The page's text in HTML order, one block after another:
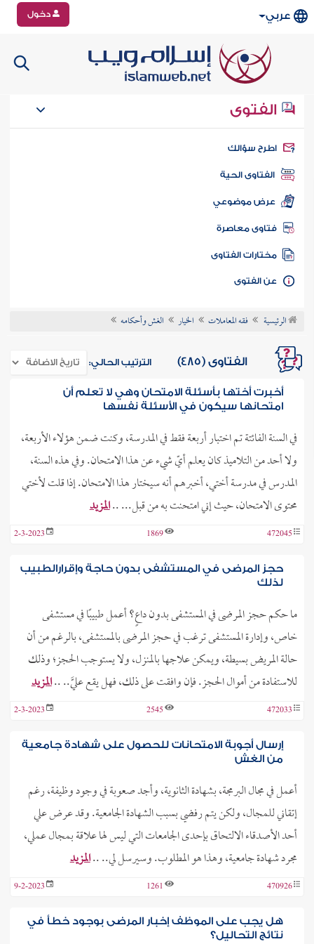
عربي دخول
الفتوى
سؤالك
الفتاوى الحية
عرض موضوعي
فتاوى معاصرة
مختارات الفتاوى
الفتوى
الرئيسية فقه المعاملات الخيار الغش وأحكامه
الفتاوى (485) الترتيب الحالي:
أخبرت أختها بأسئلة الامتحان وهي لا تعلم أن
امتحانها سيكون في الأسئلة نفسها
في السنة الفائتة تم اختبار أربعة فقط في المدرسة، وكنت ضمن هؤلاء الأربعة،
ولا أحد من التلاميذ كان يعلم أيّ شيء عن هذا الامتحان. وفي هذه السنة،
المدرس في مدرسة أختي، أخبرهم أنه سيختار هذا الامتحان. إذا قلت لأختي
محتوى الامتحان، حيث إني امتحنت به من قبل... ..المزيد
472045
1869
2-3-2023
حجز المرضى في المستشفى بدون حاجة وإقرارالطبيب
لذلك
ما حكم حجز المرضى في المستشفى بدون داعٍ؟ أعمل طبيبًا في مستشفى
خاص، وإدارة المستشفى ترغب في حجز المرضى بالمستشفى، بالرغم من أن
حالة المريض بسيطة، ويمكن علاجها بالمنزل، ولا يستوجب الحجز؛ وذلك
للاستفادة من أموال الحجز. فإن وافقت على ذلك، فهل يقع عليَّ.. ..المزيد
472033
2545
2-3-2023
إرسال أجوبة الامتحانات للحصول على شهادة جامعية
من الغش
أعمل في مجال البرمجة، بشهادة الثانوية، وأجد صعوبة في وجود وظيفة، رغم
إتقاني للمجال، ولكن يتم رفضي بسبب الشهادة الجامعية. وقد عرض علي
أحد الأصدقاء الالتحاق بإحدى الجامعات التي ليس لها علاقة بمجال عملي،
مجرد شهادة جامعية، وهذا هو المطلوب. وسيرسل لي.. ..المزيد
470926
1261
9-2-2023
هل يجب على الموظف إخبار المرضى بوجود خطأ في
نتائج التحاليل؟